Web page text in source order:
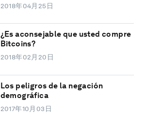
2018年04月25日
¿Es aconsejable que usted compre
Bitcoins?
2018年02月20日
Los peligros de la negación
demográfica
2017年10月03日